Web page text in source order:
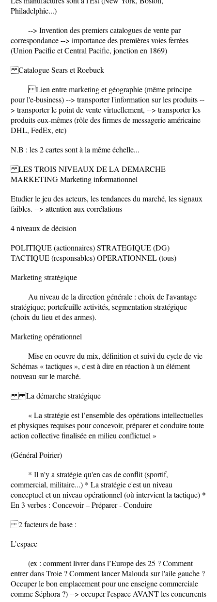
Philadelphie...)
--> Invention des premiers catalogues de vente par
correspondance --> importance des premières voies ferrées
(Union Pacific et Central Pacific, jonction en 1869)
Catalogue Sears et Roebuck
Lien entre marketing et géographie (même principe
pour l'e-business) --> transporter l'information sur les produits --
> transporter le point de vente virtuellement, --> transporter les
produits eux-mêmes (rôle des firmes de messagerie américaine
DHL, FedEx, etc)
N.B : les 2 cartes sont à la même échelle...
LES TROIS NIVEAUX DE LA DEMARCHE
MARKETING Marketing informationnel
Etudier le jeu des acteurs, les tendances du marché, les signaux
faibles. --> attention aux corrélations
4 niveaux de décision
POLITIQUE (actionnaires) STRATEGIQUE (DG)
TACTIQUE (responsables) OPERATIONNEL (tous)
Marketing stratégique
Au niveau de la direction générale : choix de l'avantage
stratégique; portefeuille activités, segmentation stratégique
(choix du lieu et des armes).
Marketing opérationnel
Mise en oeuvre du mix, définition et suivi du cycle de vie
Schémas « tactiques », c'est à dire en réaction à un élément
nouveau sur le marché.
La démarche stratégique
« La stratégie est l’ensemble des opérations intellectuelles
et physiques requises pour concevoir, préparer et conduire toute
action collective finalisée en milieu conflictuel »
(Général Poirier)
* Il n'y a stratégie qu'en cas de conflit (sportif,
commercial, militaire...) * La stratégie c'est un niveau
conceptuel et un niveau opérationnel (où intervient la tactique) *
En 3 verbes : Concevoir – Préparer - Conduire
2 facteurs de base :
L’espace
(ex : comment livrer dans l’Europe des 25 ? Comment
entrer dans Troie ? Comment lancer Malouda sur l'aile gauche ?
Occuper le bon emplacement pour une enseigne commerciale
comme Séphora ?) --> occuper l'espace AVANT les concurrents